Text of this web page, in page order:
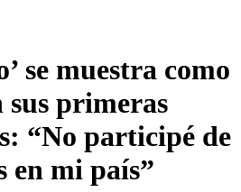
se muestra como
sus primeras
“No participé de
en mi país”